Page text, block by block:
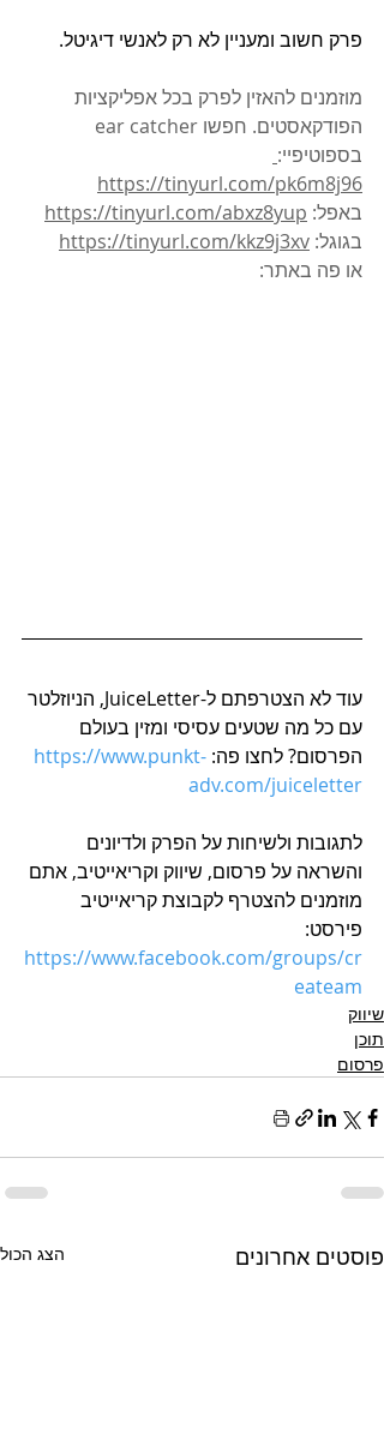
פרק חשוב ומעניין לא רק לאנשי דיגיטל.
מוזמנים להאזין לפרק בכל אפליקציות
הפודקאסטים. חפשו ear catcher
בספוטיפיי:
https://tinyurl.com/pk6m8j96
באפל: https://tinyurl.com/abxz8yup
בגוגל: https://tinyurl.com/kkz9j3xv
או פה באתר:
עוד לא הצטרפתם ל-JuiceLetter, הניוזלטר
עם כל מה שטעים עסיסי ומזין בעולם
הפרסום? לחצו פה: https://www.punkt-
adv.com/juiceletter
לתגובות ולשיחות על הפרק ולדיונים
והשראה על פרסום, שיווק וקריאייטיב, אתם
מוזמנים להצטרף לקבוצת קריאייטיב
פירסט:
https://www.facebook.com/groups/cr
eateam
שיווק
תוכן
פרסום
פוסטים אחרונים הצג הכול